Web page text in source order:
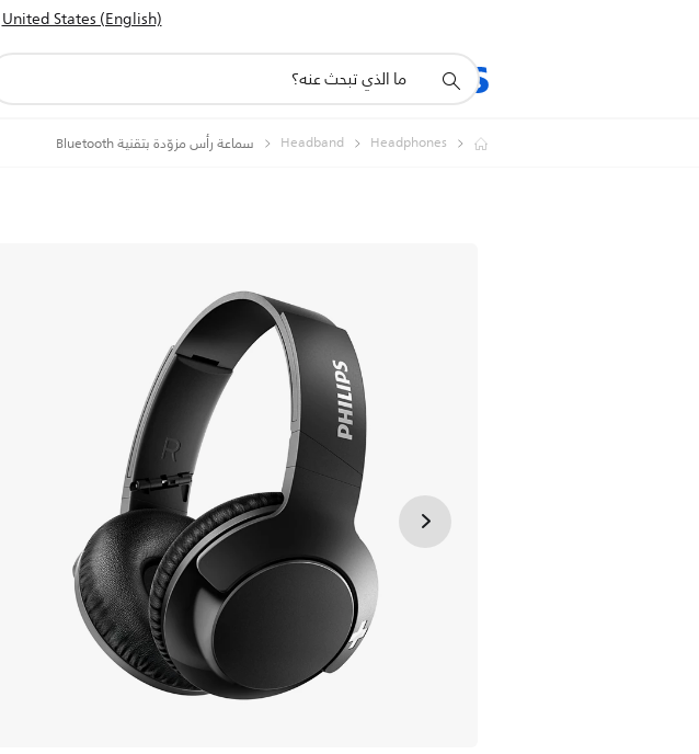
United States (English)
المنتجات
أيقونة
دعم
Headphones
Headband سماعة رأس مزوّدة بتقنية Bluetooth